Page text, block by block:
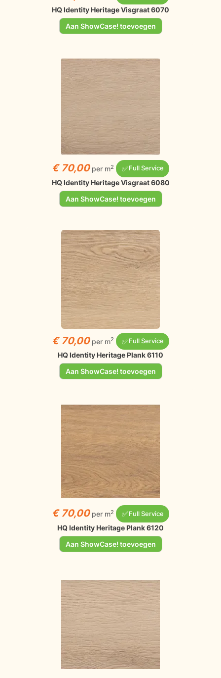
HQ Identity Heritage Visgraat 6070
Aan ShowCase! toevoegen
€ 70,00 per m2 ✅Full Service
HQ Identity Heritage Visgraat 6080
Aan ShowCase! toevoegen
€ 70,00 per m2 ✅Full Service
HQ Identity Heritage Plank 6110
Aan ShowCase! toevoegen
€ 70,00 per m2 ✅Full Service
HQ Identity Heritage Plank 6120
Aan ShowCase! toevoegen